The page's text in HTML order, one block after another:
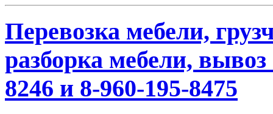
Перевозка мебели,
разборка мебели,
8246 и 8-960-195-8475